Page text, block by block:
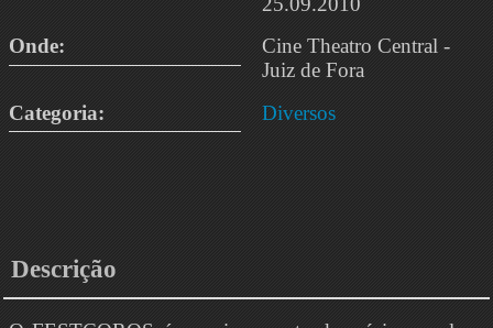
Onde:
Cine Theatro Central -
Juiz de Fora
Categoria:
Diversos
Descrição